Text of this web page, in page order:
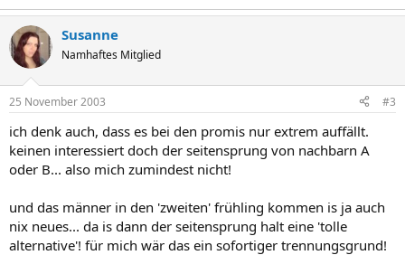
Susanne
Namhaftes Mitglied
25 November 2003 #3
ich denk auch, dass es bei den promis nur extrem auffällt.
keinen interessiert doch der seitensprung von nachbarn A
oder B... also mich zumindest nicht!
und das männer in den 'zweiten' frühling kommen is ja auch
nix neues... da is dann der seitensprung halt eine 'tolle
alternative'! für mich wär das ein sofortiger trennungsgrund!